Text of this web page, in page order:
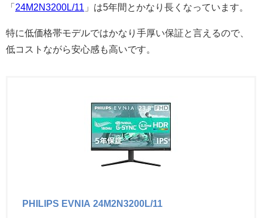
「 24M2N3200L/11 」は5年間とかなり長くなっています。
特に低価格帯モデルではかなり手厚い保証と言えるので、
低コストながら安心感も高いです。
PHILIPS EVNIA 24M2N3200L/11